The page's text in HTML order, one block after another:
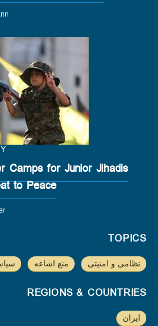
Camps for Junior Jihadis
to Peace
TOPICS
نظامی و امنیتی منع اشاعه
REGIONS & COUNTRIES
ایران